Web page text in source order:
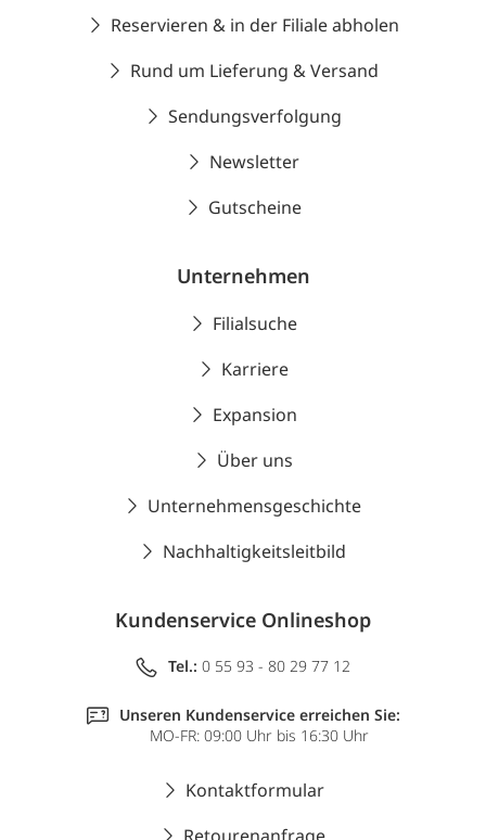
Reservieren & in der Filiale abholen
Rund um Lieferung & Versand
Sendungsverfolgung
Newsletter
Gutscheine
Unternehmen
Filialsuche
Karriere
Expansion
Über uns
Unternehmensgeschichte
Nachhaltigkeitsleitbild
Kundenservice Onlineshop
Tel.: 0 55 93 - 80 29 77 12
Unseren Kundenservice erreichen Sie:
MO-FR: 09:00 Uhr bis 16:30 Uhr
Kontaktformular